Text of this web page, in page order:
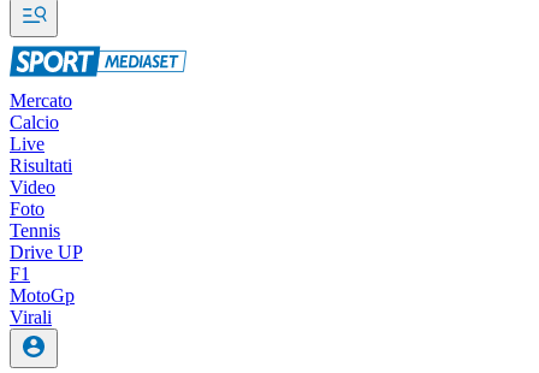
Mercato
Calcio
Live
Risultati
Video
Foto
Tennis
Drive UP
F1
MotoGp
Virali